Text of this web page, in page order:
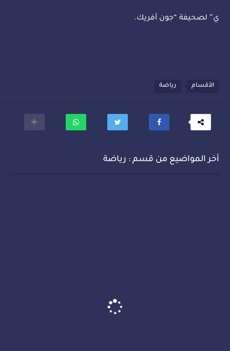
ي” لصحيفة “جون أفريك.
الأقسام رياضة
أخر المواضيع من قسم : رياضة